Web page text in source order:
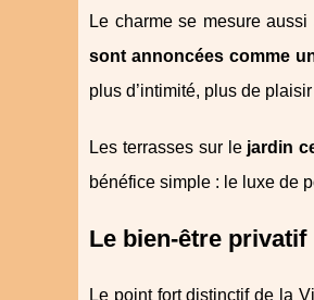
Le charme se mesure
sont annoncées comme
plus d’intimité, plus de
Les terrasses sur le jardin
bénéfice simple : le luxe de
Le bien-être
Le point fort distinctif de la